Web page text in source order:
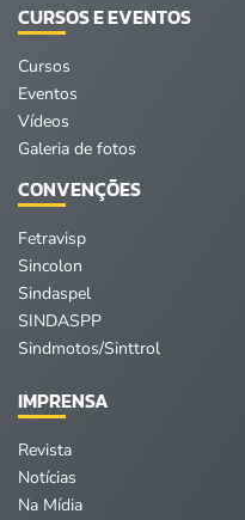
CURSOS E EVENTOS
Cursos
Eventos
Vídeos
Galeria de fotos
CONVENÇÕES
Fetravisp
Sincolon
Sindaspel
SINDASPP
Sindmotos/Sinttrol
IMPRENSA
Revista
Notícias
Na Mídia